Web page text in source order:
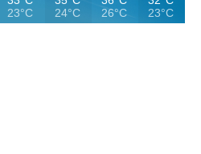
23°C
24°C
26°C
23°C